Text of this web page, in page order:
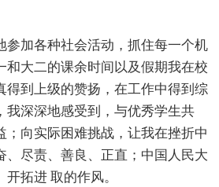
参加各种社会活动，抓住每一个机
和大二的课余时间以及假期我在校
得到上级的赞扬，在工作中得到综
我深深地感受到，与优秀学生共
；向实际困难挑战，让我在挫折中
、尽责、善良、正直；中国人民大
拓进 取的作风。